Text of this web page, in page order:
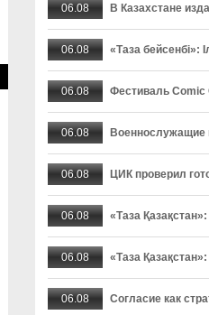
06.08 В Казахстане
06.08 «Таза бейсенбі»:
06.08 Фестиваль Comic
06.08 Военнослужащие
06.08 ЦИК проверил
06.08 «Таза
06.08 «Таза
06.08 Согласие как